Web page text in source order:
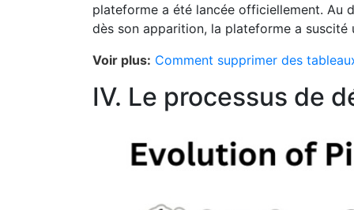
plateforme a été lancée officiellement. Au
dès son apparition, la plateforme a
Voir plus: Comment supprimer des
IV. Le processus de